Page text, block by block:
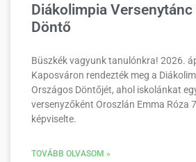
Diákolimpia Versenytánc
Döntő
Büszkék vagyunk tanulónkra! 2026.
Kaposváron rendezték meg a
Országos Döntőjét, ahol iskolánkat
versenyzőként Oroszlán Emma Róza
képviselte.
TOVÁBB OLVASOM »